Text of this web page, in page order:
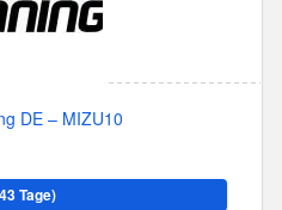
DE – MIZU10
Tage)